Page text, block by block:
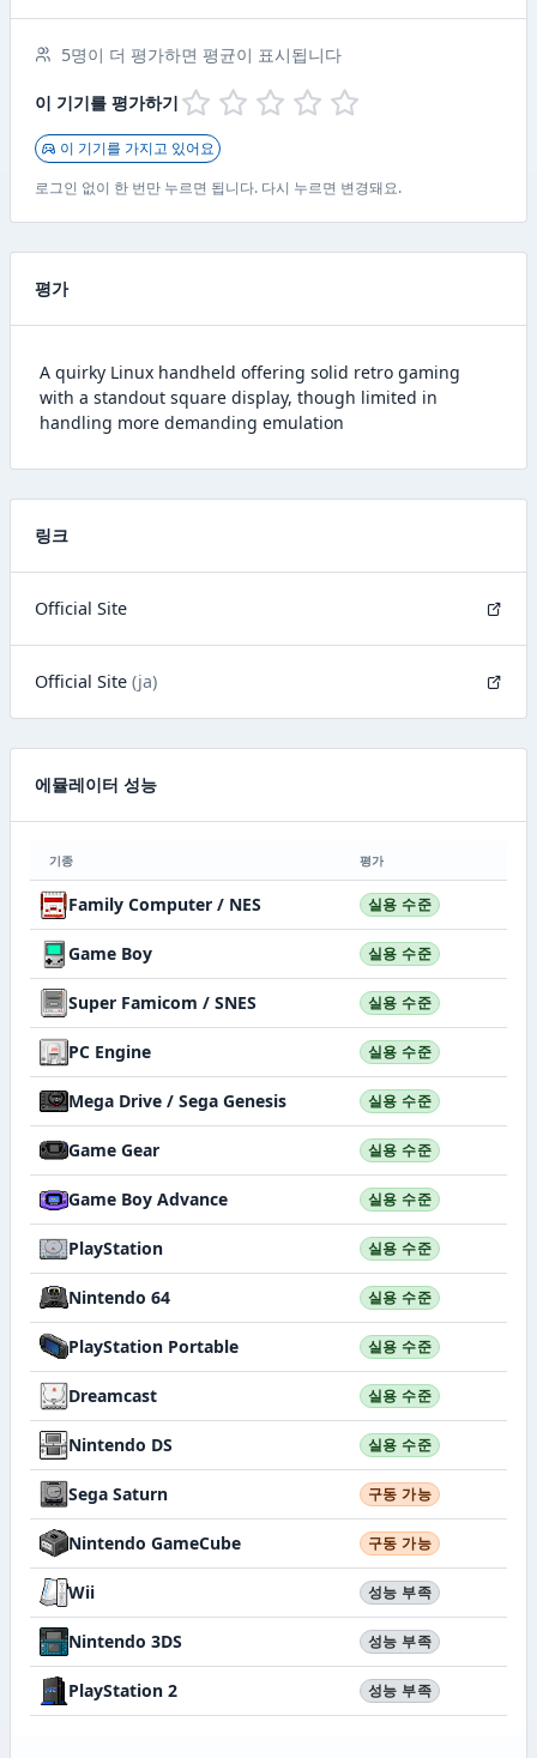
5명이 더 평가하면 평균이 표시됩니다
이 기기를 평가하기
이 기기를 가지고 있어요
로그인 없이 한 번만 누르면 됩니다. 다시 누르면 변경돼요.
평가
A quirky Linux handheld offering solid retro gaming
with a standout square display, though limited in
handling more demanding emulation
링크
Official Site
Official Site (ja)
에뮬레이터 성능
기종 평가
Family Computer / NES 실용 수준
Game Boy 실용 수준
Super Famicom / SNES 실용 수준
PC Engine 실용 수준
Mega Drive / Sega Genesis 실용 수준
Game Gear 실용 수준
Game Boy Advance 실용 수준
PlayStation 실용 수준
Nintendo 64 실용 수준
PlayStation Portable 실용 수준
Dreamcast 실용 수준
Nintendo DS 실용 수준
Sega Saturn 구동 가능
Nintendo GameCube 구동 가능
Wii 성능 부족
Nintendo 3DS 성능 부족
PlayStation 2 성능 부족